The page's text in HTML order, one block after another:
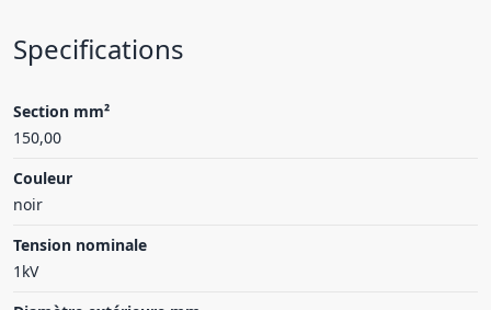
Specifications
Section mm²
150,00
Couleur
noir
Tension nominale
1kV